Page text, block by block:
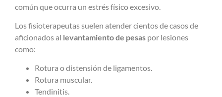
común que ocurra un estrés físico excesivo.
Los fisioterapeutas suelen atender cientos de casos de
aficionados al levantamiento de pesas por lesiones
como:
Rotura o distensión de ligamentos.
Rotura muscular.
Tendinitis.